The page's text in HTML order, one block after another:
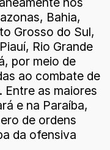
Bahia,
Grosso do Sul,
Rio Grande
por meio de
ao combate de
as maiores
e na Paraíba,
de ordens
da ofensiva